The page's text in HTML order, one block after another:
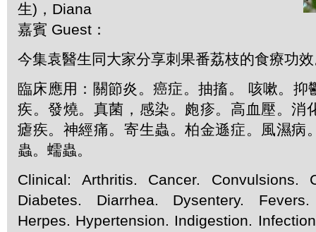
生)，Diana
嘉賓 Guest：
今集袁醫生同大家分享刺果番荔枝的食療功
臨床應用：關節炎。癌症。抽搐。 咳嗽。抑
疾。發燒。真菌，感染。皰疹。高血壓。消
瘧疾。神經痛。寄生蟲。柏金遜症。風濕病
蟲。蠕蟲。
Clinical: Arthritis. Cancer. Convulsions.
Diabetes. Diarrhea. Dysentery.
Herpes. Hypertension. Indigestion.